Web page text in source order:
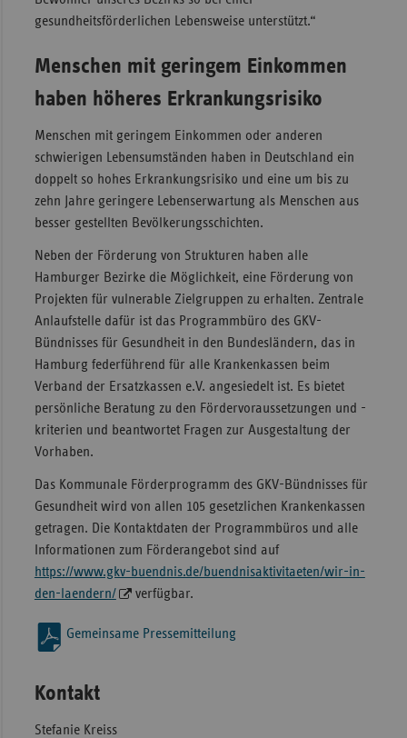
gesundheitsförderlichen Lebensweise unterstützt.“
Menschen mit geringem Einkommen
haben höheres Erkrankungsrisiko
Menschen mit geringem Einkommen oder anderen
schwierigen Lebensumständen haben in Deutschland ein
doppelt so hohes Erkrankungsrisiko und eine um bis zu
zehn Jahre geringere Lebenserwartung als Menschen aus
besser gestellten Bevölkerungsschichten.
Neben der Förderung von Strukturen haben alle
Hamburger Bezirke die Möglichkeit, eine Förderung von
Projekten für vulnerable Zielgruppen zu erhalten. Zentrale
Anlaufstelle dafür ist das Programmbüro des GKV-
Bündnisses für Gesundheit in den Bundesländern, das in
Hamburg federführend für alle Krankenkassen beim
Verband der Ersatzkassen e.V. angesiedelt ist. Es bietet
persönliche Beratung zu den Fördervoraussetzungen und -
kriterien und beantwortet Fragen zur Ausgestaltung der
Vorhaben.
Das Kommunale Förderprogramm des GKV-Bündnisses für
Gesundheit wird von allen 105 gesetzlichen Krankenkassen
getragen. Die Kontaktdaten der Programmbüros und alle
Informationen zum Förderangebot sind auf
https://www.gkv-buendnis.de/buendnisaktivitaeten/wir-in-
den-laendern/
verfügbar.
Gemeinsame Pressemitteilung
Kontakt
Stefanie Kreiss